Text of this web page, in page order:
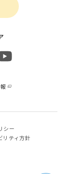
シー
リティ方針